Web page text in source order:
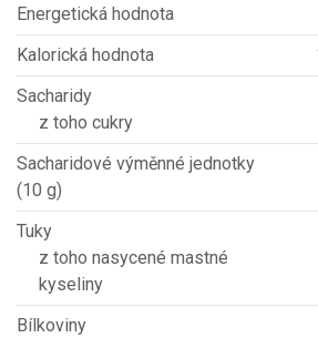
Energetická hodnota
Kalorická hodnota
Sacharidy
z toho cukry
Sacharidové výměnné jednotky
(10 g)
Tuky
z toho nasycené mastné
kyseliny
Bílkoviny